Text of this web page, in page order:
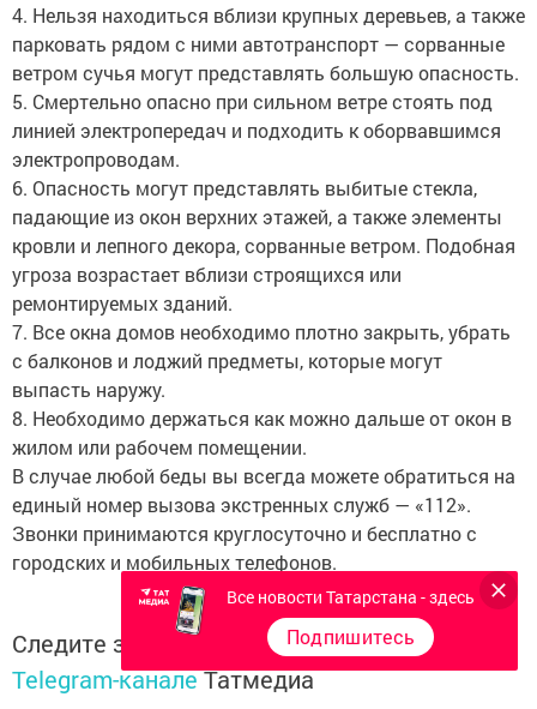
4. Нельзя находиться вблизи крупных деревьев, а также
парковать рядом с ними автотранспорт — сорванные
ветром сучья могут представлять большую опасность.
5. Смертельно опасно при сильном ветре стоять под
линией электропередач и подходить к оборвавшимся
электропроводам.
6. Опасность могут представлять выбитые стекла,
падающие из окон верхних этажей, а также элементы
кровли и лепного декора, сорванные ветром. Подобная
угроза возрастает вблизи строящихся или
ремонтируемых зданий.
7. Все окна домов необходимо плотно закрыть, убрать
с балконов и лоджий предметы, которые могут
выпасть наружу.
8. Необходимо держаться как можно дальше от окон в
жилом или рабочем помещении.
В случае любой беды вы всегда можете обратиться на
единый номер вызова экстренных служб — «112».
Звонки принимаются круглосуточно и бесплатно с
городских и мобильных телефонов.
Следите за самым важным и интересным в
Telegram-каналеТатмедиа
Все новости Татарстана - здесь
Подпишитесь